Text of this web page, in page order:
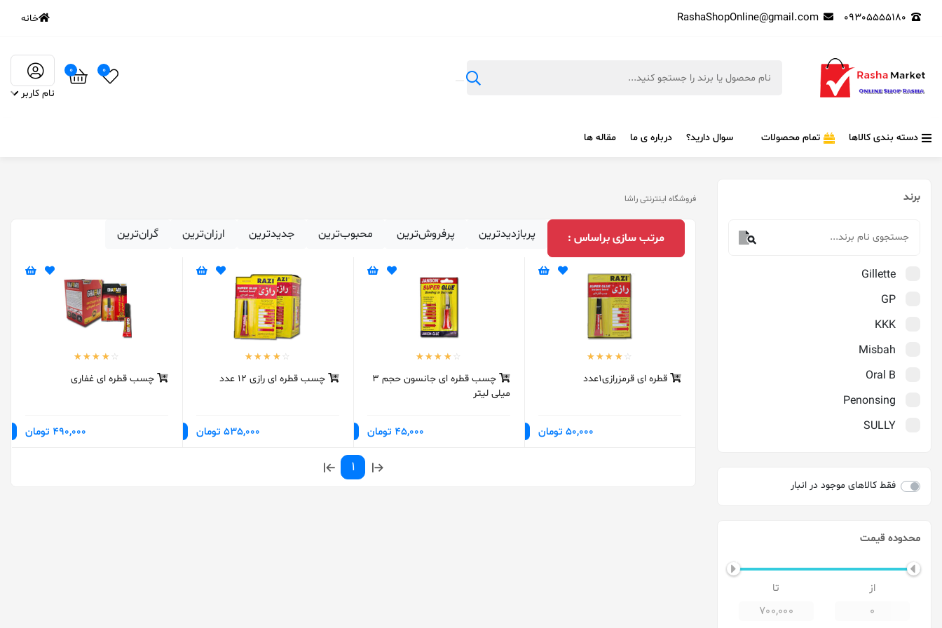
09305555180
RashaShopOnline@gmail.com خانه
0
0
نام کاربر
دسته بندی کالاها تمام محصولات سوال دارید؟ درباره ی ما مقاله ها
برند
Gillette
GP
KKK
Misbah
Oral B
Penonsing
SULLY
فقط کالاهای موجود در انبار
محدوده قیمت
فروشگاه اینترنتی راشا
مرتب‌ سازی براساس : پربازدیدترین پرفروش‌ترین محبوب‌ترین ‌جدیدترین ارزان‌ترین گران‌ترین
قطره ای قرمزرازی1عدد
50,000 تومان
چسب قطره ای جانسون حجم 3
میلی لیتر
45,000 تومان
چسب قطره ای رازی 12 عدد
535,000 تومان
چسب قطره ای غفاری
490,000 تومان
1